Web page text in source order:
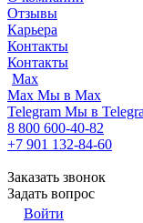
Отзывы
Карьера
Контакты
Контакты
Max
Max Мы в Max
Telegram Мы в
8 800 600-40-82
+7 901 132-84-60
Заказать звонок
Задать вопрос
Войти